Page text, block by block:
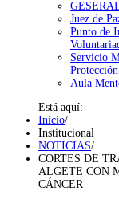
Juez de
Punto de
Servicio
Aula
Está aquí:
Inicio/
Institucional
NOTICIAS/
CORTES DE
ALGETE CON
CÁNCER